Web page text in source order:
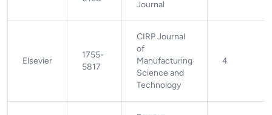
Journal
Elsevier
1755-
5817
CIRP Journal
of
Manufacturing
Science and
Technology
4